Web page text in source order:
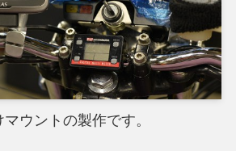
ウントの製作です。